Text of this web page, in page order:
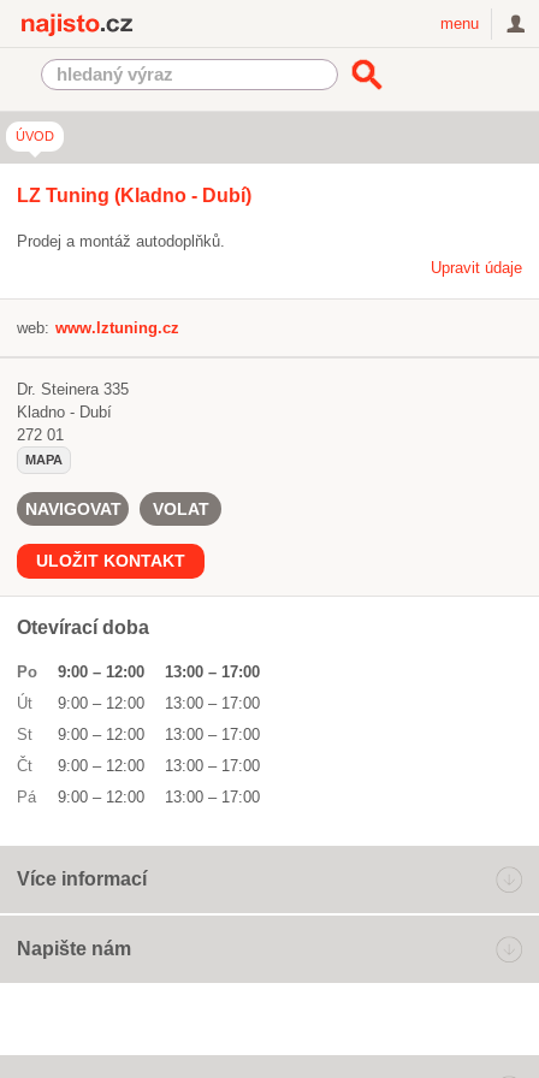
menu
ÚVOD
LZ Tuning (Kladno - Dubí)
Prodej a montáž autodoplňků.
Upravit údaje
web: www.lztuning.cz
Dr. Steinera 335
Kladno - Dubí
272 01
MAPA
NAVIGOVAT VOLAT
ULOŽIT KONTAKT
Otevírací doba
Po 9:00 – 12:00 13:00 – 17:00
Út
9:00 – 12:00 13:00 – 17:00
St
9:00 – 12:00 13:00 – 17:00
Čt
9:00 – 12:00 13:00 – 17:00
Pá
9:00 – 12:00 13:00 – 17:00
Více informací
Napište nám